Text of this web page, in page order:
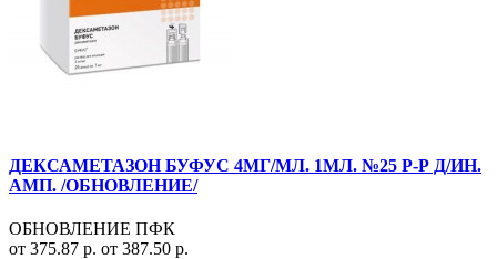
ДЕКСАМЕТАЗОН БУФУС 4МГ/МЛ. 1МЛ. №25 Р-Р Д/ИН.
АМП. /ОБНОВЛЕНИЕ/
ОБНОВЛЕНИЕ ПФК
от 375.87 р. от 387.50 р.